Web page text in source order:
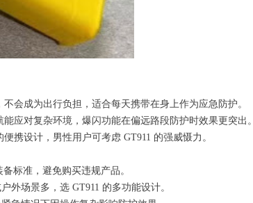
会成为出行负担，适合每天携带在身上作为应急防护。
应对复杂环境，爆闪功能在偏远路段防护时效果更突出。
携设计，男性用户可考虑 GT911 的强威慑力。
标准，避免购买违规产品。
外场景多，选 GT911 的多功能设计。